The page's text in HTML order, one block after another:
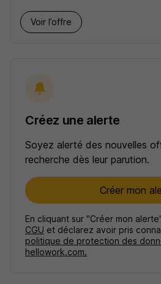
Voir l’offre
Créez une alerte
Soyez alerté des nouvelles
recherche dès leur parution.
Créer mon
En cliquant sur "Créer mon
CGU et déclarez avoir pris
politique de protection des
hellowork.com.